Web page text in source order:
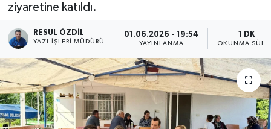
ziyaretine katıldı.
RESUL ÖZDIL
YAZI İŞLERI MÜDÜRÜ
01.06.2026 - 19:54
YAYINLANMA
1 DK
OKUNMA